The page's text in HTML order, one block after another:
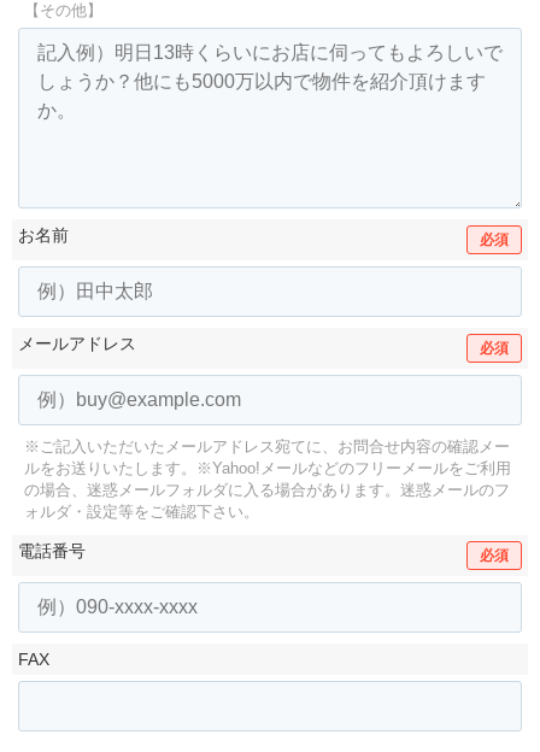
【その他】
お名前 必須
メールアドレス 必須
※ご記入いただいたメールアドレス宛てに、お問合せ内容の確認メー
ルをお送りいたします。
※Yahoo!メールなどのフリーメールをご利用
の場合、迷惑メールフォルダに入る場合があります。 迷惑メールのフ
ォルダ・設定等をご確認下さい。
電話番号 必須
FAX